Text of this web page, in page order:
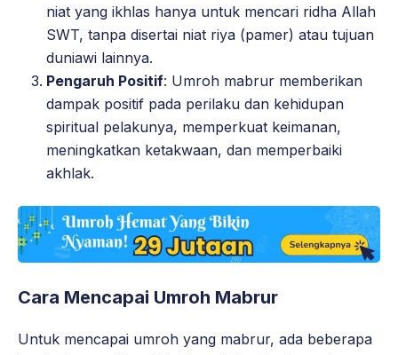
niat yang ikhlas hanya untuk mencari ridha Allah
SWT, tanpa disertai niat riya (pamer) atau tujuan
duniawi lainnya.
Pengaruh Positif: Umroh mabrur memberikan
dampak positif pada perilaku dan kehidupan
spiritual pelakunya, memperkuat keimanan,
meningkatkan ketakwaan, dan memperbaiki
akhlak.
Cara Mencapai Umroh Mabrur
Untuk mencapai umroh yang mabrur, ada beberapa